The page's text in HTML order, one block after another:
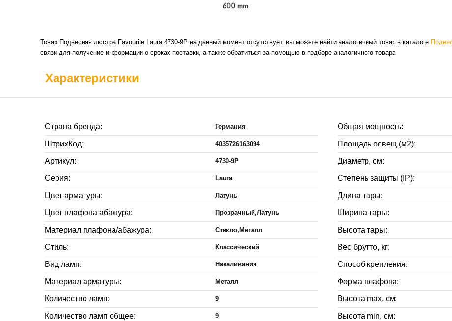
Товар Подвесная люстра Favourite Laura 4730-9P на данный момент отсутствует, вы можете найти аналогичный товар в каталоге
связи для получение информации о сроках поставки, а также обратиться за помощью в подборе аналогичного товара
Характеристики
Страна бренда: Германия
ШтрихКод: 4035726163094
Артикул: 4730-9P
Серия: Laura
Цвет арматуры: Латунь
Цвет плафона абажура: Прозрачный,Латунь
Материал плафона/абажура: Стекло,Металл
Стиль: Классический
Вид ламп: Накаливания
Материал арматуры: Металл
Количество ламп: 9
Количество ламп общее: 9
Общая мощность:
Площадь освещ.(м2):
Диаметр, см:
Степень защиты (IP):
Длина тары:
Ширина тары:
Высота тары:
Вес брутто, кг:
Способ крепления:
Форма плафона:
Высота max, см:
Высота min, см: